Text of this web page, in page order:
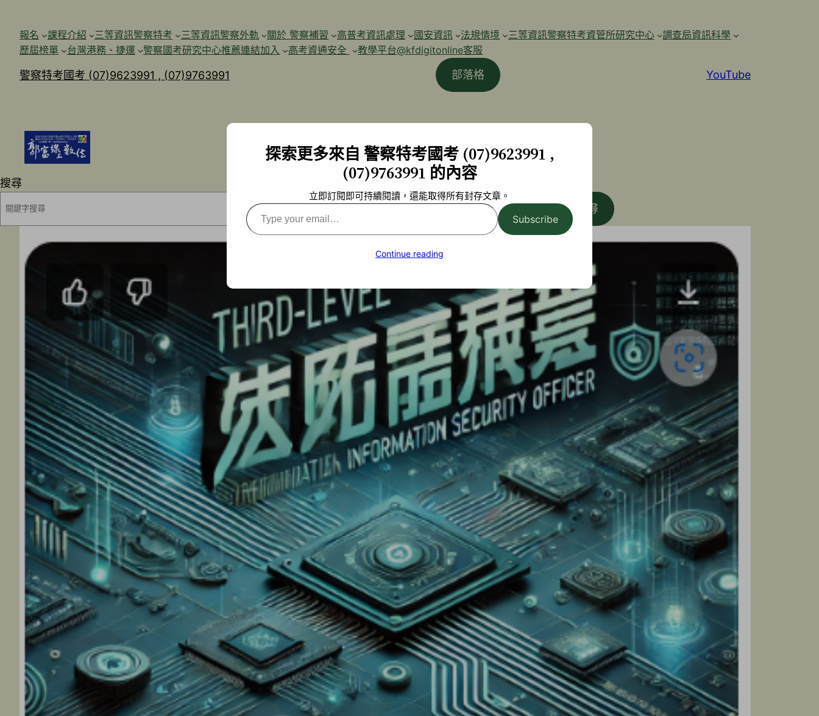
報名 課程介紹 三等資訊警察特考 三等資訊警察外軌 關於 警察補習 高普考資訊處理 國安資訊 法規情境 三等資訊警察特考資管所研究中心
調查局資訊科學
歷屆榜單
台灣港務、捷運 警察國考研究中心推薦連結加入 高考資通安全 教學平台@kfdigitonline客服
警察特考國考 (07)9623991 , (07)9763991 部落格 YouTube
搜尋
搜尋
探索更多來自 警察特考國考 (07)9623991 ,
(07)9763991 的內容
立即訂閱即可持續閱讀，還能取得所有封存文章。
Type
your
Subscribe
Continue reading